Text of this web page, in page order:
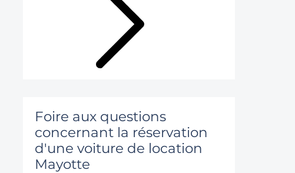
Foire aux questions
concernant la réservation
d'une voiture de location
Mayotte